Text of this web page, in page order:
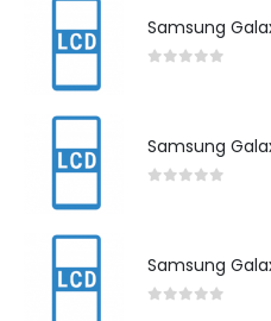
Samsung
Samsung
Samsung